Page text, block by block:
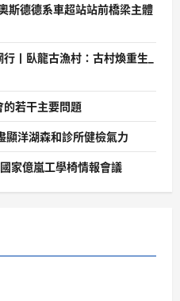
斯德德系車超站站前橋梁主體
丨臥龍古漁村：古村煥重生_
的若干主要問題
顯洋湖森和診所健檢氣力
家億嵐工學椅情報會議